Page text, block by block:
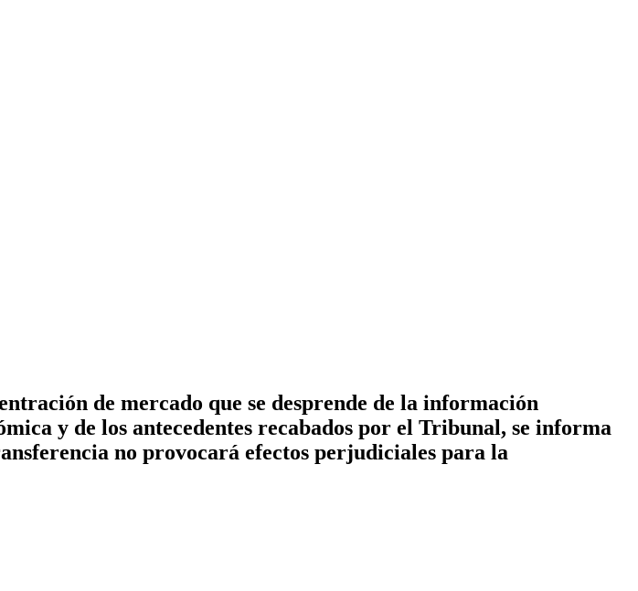
de mercado que se desprende de la información
y de los antecedentes recabados por el Tribunal, se informa
no provocará efectos perjudiciales para la